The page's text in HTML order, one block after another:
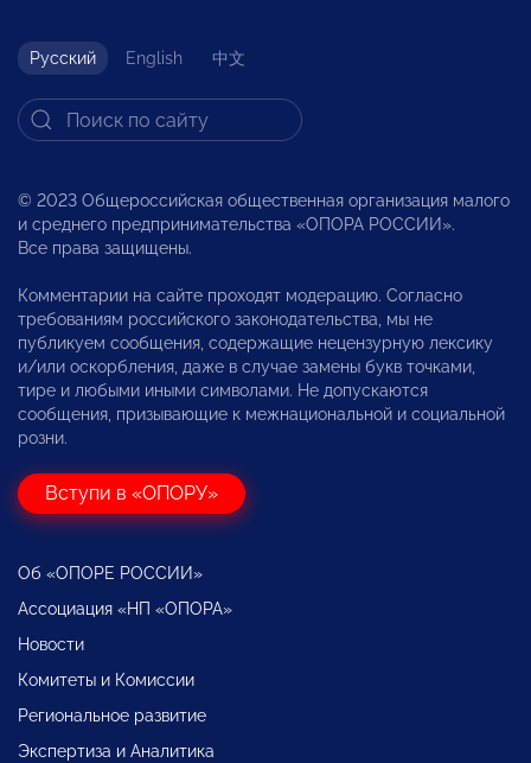
Русский English 中文
© 2023 Общероссийская общественная организация малого
и среднего предпринимательства «ОПОРА РОССИИ».
Все права защищены.
Комментарии на сайте проходят модерацию. Согласно
требованиям российского законодательства, мы не
публикуем сообщения, содержащие нецензурную лексику
и/или оскорбления, даже в случае замены букв точками,
тире и любыми иными символами. Не допускаются
сообщения, призывающие к межнациональной и социальной
розни.
Вступи в «ОПОРУ»
Об «ОПОРЕ РОССИИ»
Ассоциация «НП «ОПОРА»
Новости
Комитеты и Комиссии
Региональное развитие
Экспертиза и Аналитика